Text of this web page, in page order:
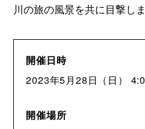
川の旅の風景を共に目撃しま
開催日時
2023年5月28日（日）
開催場所